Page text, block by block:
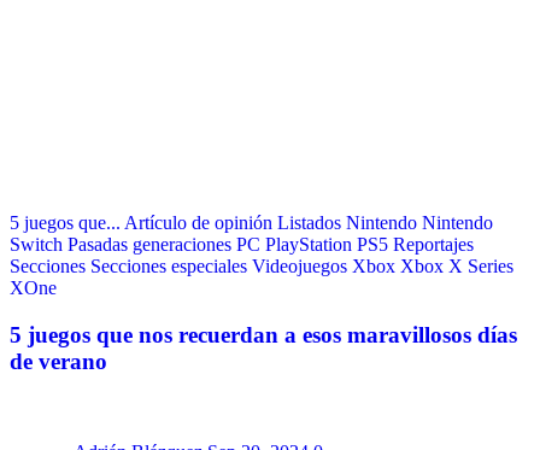
5 juegos que... Artículo de opinión Listados Nintendo Nintendo
Switch Pasadas generaciones PC PlayStation PS5 Reportajes
Secciones Secciones especiales Videojuegos Xbox Xbox X Series
XOne
5 juegos que nos recuerdan a esos maravillosos días
de verano